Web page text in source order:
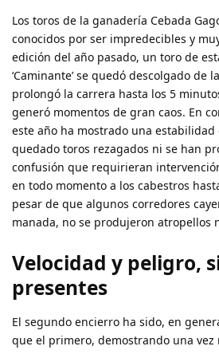
Los toros de la ganadería Cebada
conocidos por ser impredecibles y
edición del año pasado, un toro de
‘Caminante’ se quedó descolgado de
prolongó la carrera hasta los 5
generó momentos de gran caos. En
este año ha mostrado una estabilidad
quedado toros rezagados ni se han
confusión que requirieran
en todo momento a los cabestros
pesar de que algunos corredores
manada, no se produjeron atropellos
Velocidad y peligro,
presentes
El segundo encierro ha sido, en
que el primero, demostrando una vez